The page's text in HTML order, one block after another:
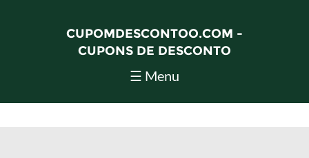
CUPOMDESCONTOO.COM -
CUPONS DE DESCONTO
☰ Menu